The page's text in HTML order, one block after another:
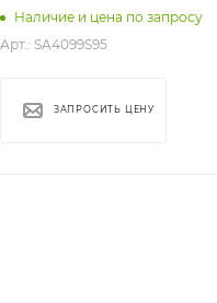
Наличие и цена по запросу
Арт.: SA4099S95
ЗАПРОСИТЬ ЦЕНУ